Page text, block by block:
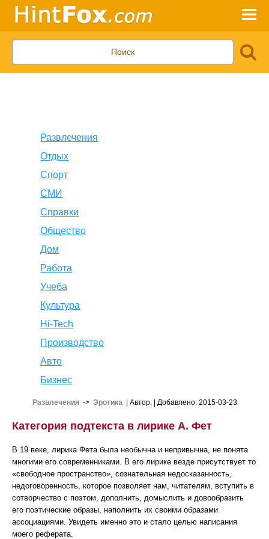
Развлечения
Отдых
Спорт
СМИ
Справки
Общество
Дом
Работа
Учеба
Культура
Hi-Tech
Производство
Авто
Бизнес
Развлечения -> Эротика| Автор: | Добавлено: 2015-03-23
Категория подтекста в лирике А. Фет
В 19 веке, лирика Фета была необычна и непривычна, не понята
многими его современниками. В его лирике везде присутствует то
«свободное пространство», сознательная недосказанность,
недоговоренность, которое позволяет нам, читателям, вступить в
сотворчество с поэтом, дополнить, домыслить и довообразить
его поэтические образы, наполнить их своими образами
ассоциациями. Увидеть именно это и стало целью написания
моего реферата.